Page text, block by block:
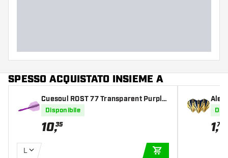
SPESSO ACQUISTATO INSIEME A
Cuesoul ROST 77 Transparent Purple
Big Wing
Disponibile
10,35
L
old
1,70